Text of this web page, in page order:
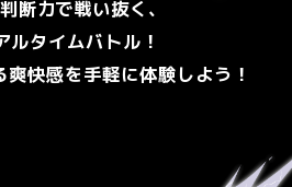
断力で戦い抜く、
ルタイムバトル ！
快感を手軽に体験しよう！
ームを編成しよう
限界を超えよう
思い描いたあのシーンが登場
ルタイムバトル ！